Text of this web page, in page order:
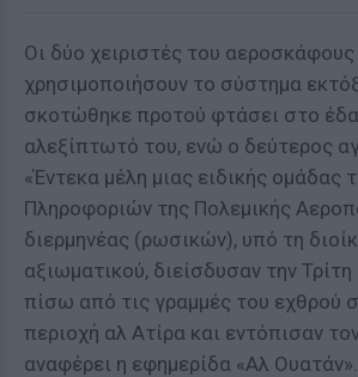
Οι δύο χειριστές του
χρησιμοποιήσουν το σύστημα
σκοτώθηκε προτού φτάσει στο
αλεξίπτωτό του, ενώ ο δεύτερος
«Έντεκα μέλη μιας ειδικής ομάδας
Πληροφοριών της Πολεμικής
διερμηνέας (ρωσικών), υπό τη
αξιωματικού, διείσδυσαν την Τρίτη
πίσω από τις γραμμές του εχθρού
περιοχή αλ Ατίρα και εντόπισαν
αναφέρει η εφημερίδα «Αλ Ουατάν».